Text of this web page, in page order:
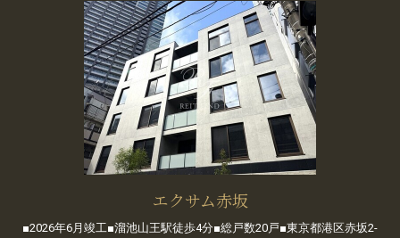
エクサム赤坂
■2026年6月竣工■溜池山王駅徒歩4分■総戸数20戸■東京都港区赤坂2-